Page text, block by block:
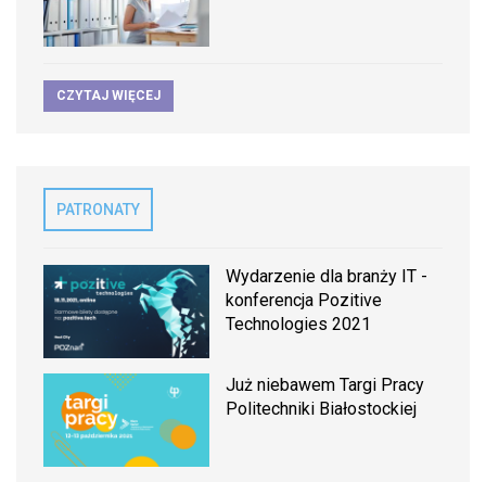
CZYTAJ WIĘCEJ
PATRONATY
Wydarzenie dla branży IT -
konferencja Pozitive
Technologies 2021
Już niebawem Targi Pracy
Politechniki Białostockiej